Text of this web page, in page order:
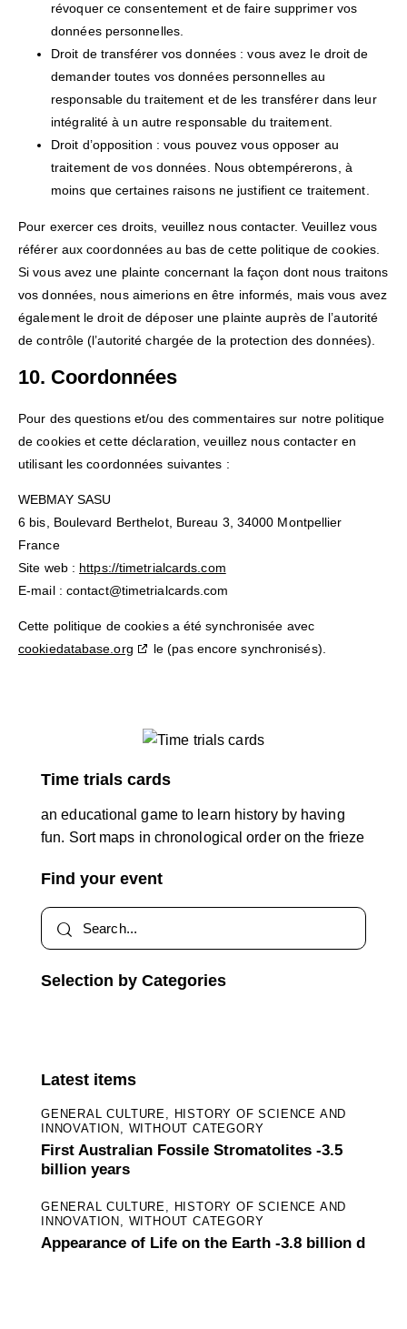
révoquer ce consentement et de faire supprimer vos
données personnelles.
Droit de transférer vos données : vous avez le droit de
demander toutes vos données personnelles au
responsable du traitement et de les transférer dans leur
intégralité à un autre responsable du traitement.
Droit d’opposition : vous pouvez vous opposer au
traitement de vos données. Nous obtempérerons, à
moins que certaines raisons ne justifient ce traitement.
Pour exercer ces droits, veuillez nous contacter. Veuillez vous
référer aux coordonnées au bas de cette politique de cookies.
Si vous avez une plainte concernant la façon dont nous traitons
vos données, nous aimerions en être informés, mais vous avez
également le droit de déposer une plainte auprès de l’autorité
de contrôle (l’autorité chargée de la protection des données).
10. Coordonnées
Pour des questions et/ou des commentaires sur notre politique
de cookies et cette déclaration, veuillez nous contacter en
utilisant les coordonnées suivantes :
WEBMAY SASU
6 bis, Boulevard Berthelot, Bureau 3, 34000 Montpellier
France
Site web : https://timetrialcards.com
E-mail : contact@timetrialcards.com
Cette politique de cookies a été synchronisée avec
cookiedatabase.org
le (pas encore synchronisés).
Time trials cards
an educational game to learn history by having
fun. Sort maps in chronological order on the frieze
Find your event
Find:
Selection by Categories
Latest items
GENERAL CULTURE, HISTORY OF SCIENCE AND
INNOVATION, WITHOUT CATEGORY
First Australian Fossile Stromatolites -3.5
billion years
GENERAL CULTURE,
HISTORY OF SCIENCE AND
INNOVATION, WITHOUT CATEGORY
Appearance of Life on the Earth -3.8 billion d